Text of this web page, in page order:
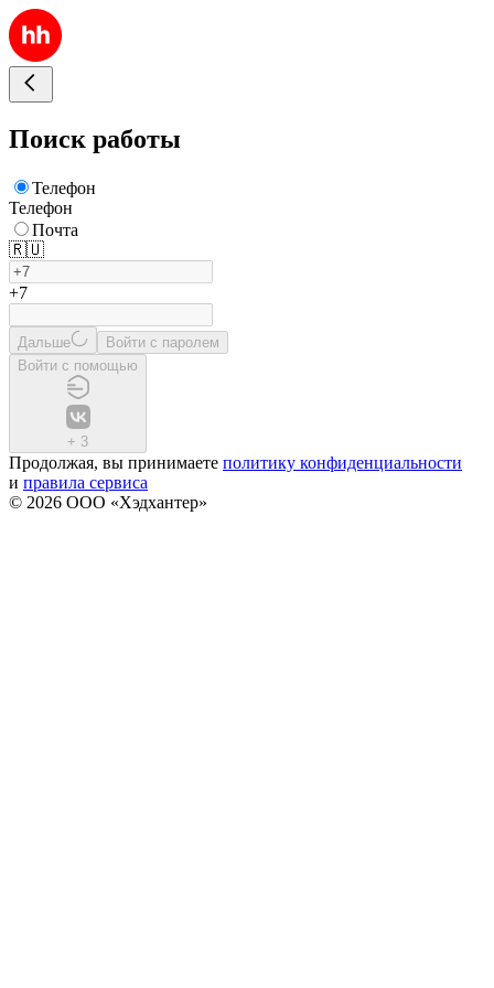
Поиск работы
Телефон
Телефон
Почта
🇷🇺
+7
Дальше
Войти с паролем
Войти с помощью
+ 3
Продолжая, вы принимаете политику конфиденциальности
и правила сервиса
© 2026 ООО «Хэдхантер»